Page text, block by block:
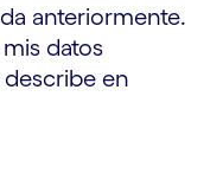
anteriormente.
datos
en